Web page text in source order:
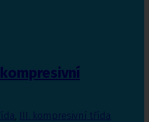
III. kompresivní třída